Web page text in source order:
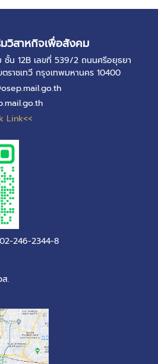
วิสาหกิจเพื่อสังคม
ชั้น 12B เลขที่ 539/2 ถนนศรีอยุธยา
ราชเทวี กรุงเทพมหานคร 10400
Link<<
246-2344-8
.